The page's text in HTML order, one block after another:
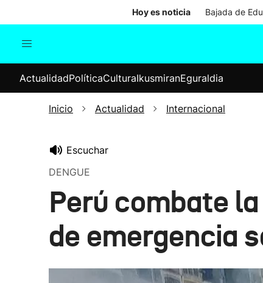
Hoy es noticia Bajada de
Internacional
Elecciones
ActualidadPolíticaCulturaIkusmiranEguraldia
Inicio Actualidad Internacional
Escuchar
DENGUE
Perú combate
de emergencia